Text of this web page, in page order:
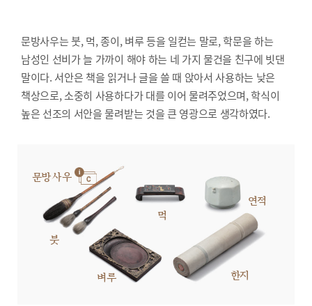
문방사우는 붓, 먹, 종이, 벼루 등을 일컫는 말로, 학문을 하는
남성인 선비가 늘 가까이 해야 하는 네 가지 물건을 친구에 빗댄
말이다. 서안은 책을 읽거나 글을 쓸 때 앉아서 사용하는 낮은
책상으로, 소중히 사용하다가 대를 이어 물려주었으며, 학식이
높은 선조의 서안을 물려받는 것을 큰 영광으로 생각하였다.
문방사우
붓
먹
연적
벼루 한지